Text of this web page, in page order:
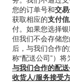
您的订单号和交
获取相应的支付
付。如果您选择
但我们不会存储
后，与我们合作
称“配送公司”）
与我们合作的配
收货人/服务接受